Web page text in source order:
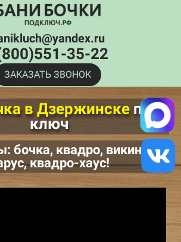
35-22
ЗАКАЗАТЬ ЗВОНОК
в Дзержинске под
ключ
бочка, квадро, викинг,
квадро-хаус!